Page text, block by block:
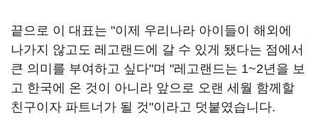
끝으로 이 대표는 "이제 우리나라 아이들이 해외에
나가지 않고도 레고랜드에 갈 수 있게 됐다는 점에서
큰 의미를 부여하고 싶다"며 "레고랜드는 1~2년을 보
고 한국에 온 것이 아니라 앞으로 오랜 세월 함께할
친구이자 파트너가 될 것"이라고 덧붙였습니다.